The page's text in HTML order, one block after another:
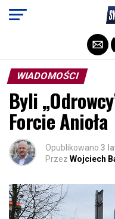
WIADOMOŚCI
Byli
Forcie Anioła
Opublikowano 3
Przez Wojciech
Exit